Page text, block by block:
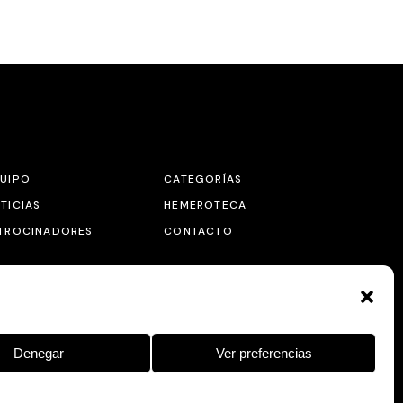
Denegar Ver preferencias
CATEGORÍAS
HEMEROTECA
CONTACTO